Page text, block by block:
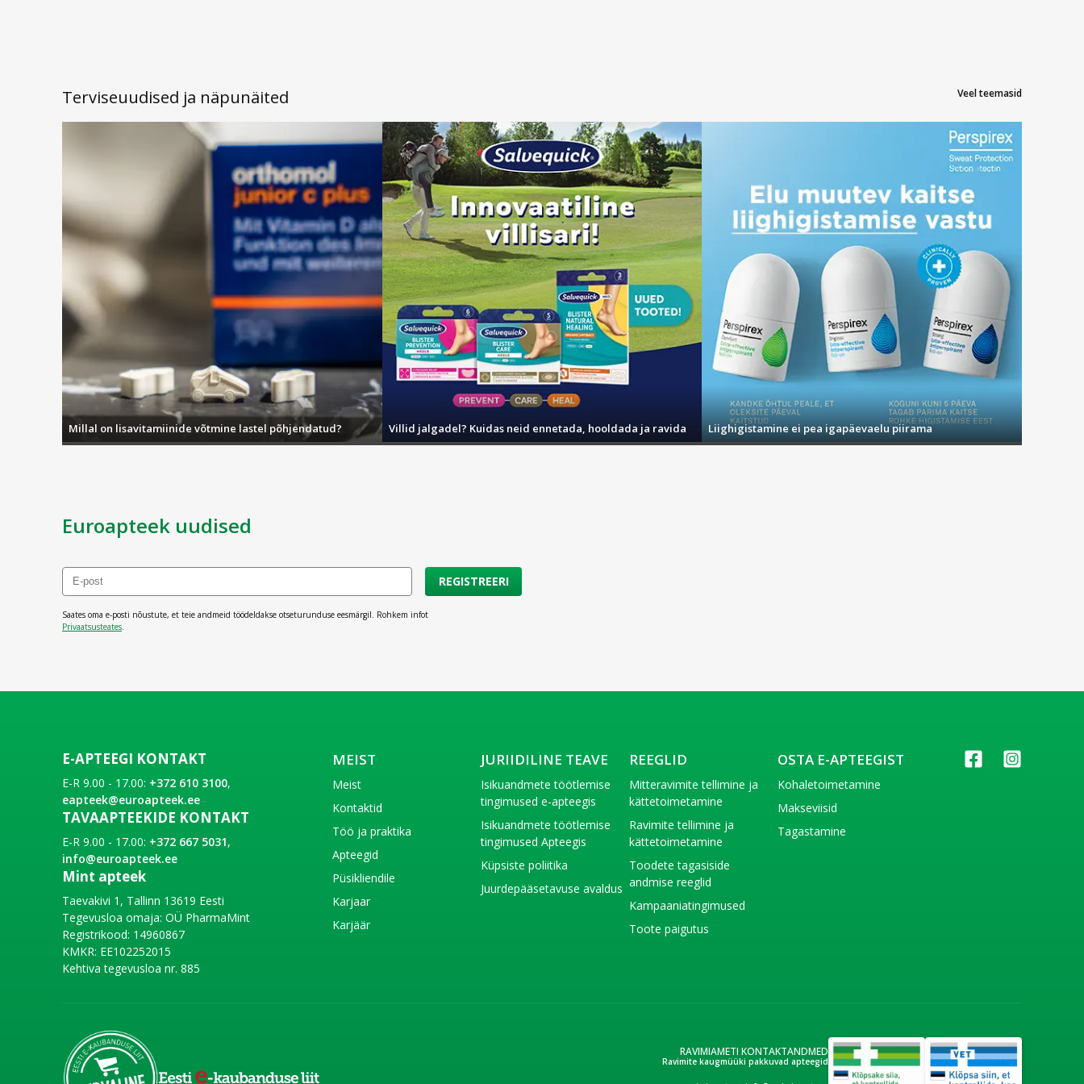
Terviseuudised ja näpunäited Veel teemasid
Millal on lisavitamiinide võtmine lastel põhjendatud? Villid jalgadel? Kuidas neid ennetada, hooldada ja ravida Liighigistamine ei pea igapäevaelu piirama
Euroapteek uudised
REGISTREERI
Saates oma e-posti nõustute, et teie andmeid töödeldakse otseturunduse eesmärgil. Rohkem infot
Privaatsusteates
E-APTEEGI KONTAKT
E-R 9.00 - 17.00: +372 610 3100,
eapteek@euroapteek.ee
TAVAAPTEEKIDE KONTAKT
E-R 9.00 - 17.00: +372 667 5031,
info@euroapteek.ee
Mint apteek
Taevakivi 1, Tallinn 13619 Eesti
Tegevusloa omaja: OÜ PharmaMint
Registrikood: 14960867
KMKR: EE102252015
Kehtiva tegevusloa nr. 885
MEIST
Meist
Kontaktid
Töö ja praktika
Apteegid
Püsikliendile
Karjaar
Karjäär
JURIIDILINE TEAVE
Isikuandmete töötlemise
tingimused e-apteegis
Isikuandmete töötlemise
tingimused Apteegis
Küpsiste poliitika
Juurdepääsetavuse avaldus
REEGLID
Mitteravimite tellimine ja
kättetoimetamine
Ravimite tellimine ja
kättetoimetamine
Toodete tagasiside
andmise reeglid
Kampaaniatingimused
Toote paigutus
OSTA E-APTEEGIST
Kohaletoimetamine
Makseviisid
Tagastamine
RAVIMIAMETI KONTAKTANDMED
Ravimite kaugmüüki pakkuvad apteegid